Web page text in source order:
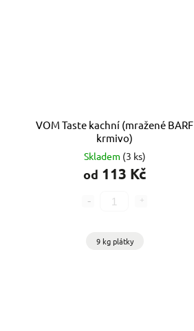
VOM Taste kachní (mražené BARF
krmivo)
Skladem (3 ks)
od 113 Kč
9 kg plátky